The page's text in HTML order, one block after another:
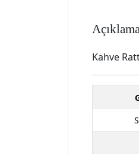
Açıklama
Kahve